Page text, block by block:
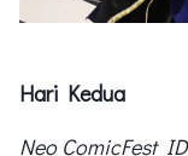
Hari Kedua
Neo ComicFest